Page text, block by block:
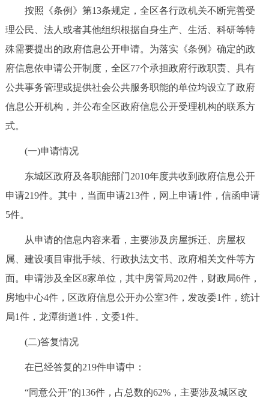
按照《条例》第13条规定，全区各行政机关不断完善受
理公民、法人或者其他组织根据自身生产、生活、科研等特
殊需要提出的政府信息公开申请。为落实《条例》确定的政
府信息依申请公开制度，全区77个承担政府行政职责、具有
公共事务管理或提供社会公共服务职能的单位均设立了政府
信息公开机构，并公布全区政府信息公开受理机构的联系方
式。
(一)申请情况
东城区政府及各职能部门2010年度共收到政府信息公开
申请219件。其中，当面申请213件，网上申请1件，信函申请
5件。
从申请的信息内容来看，主要涉及房屋拆迁、房屋权
属、建设项目审批手续、行政执法文书、政府相关文件等方
面。申请涉及全区8家单位，其中房管局202件，财政局6件，
房地中心4件，区政府信息公开办公室3件，发改委1件，统计
局1件，龙潭街道1件，文委1件。
(二)答复情况
在已经答复的219件申请中：
“同意公开”的136件，占总数的62%，主要涉及城区改